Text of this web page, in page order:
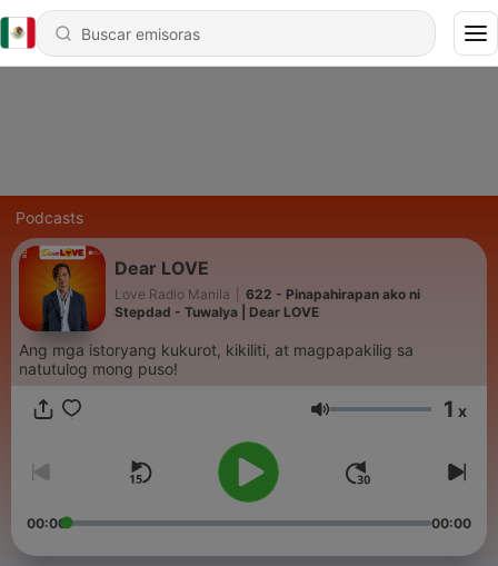
Podcasts
Dear LOVE
Love Radio Manila
622 - Pinapahirapan ako ni
Stepdad - Tuwalya | Dear LOVE
Ang mga istoryang kukurot, kikiliti, at magpapakilig sa
natutulog mong puso!
Volumen 1 x
00:00 00:00